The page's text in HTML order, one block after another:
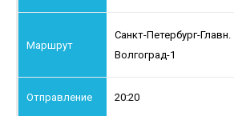
Санкт-Петербург-Главн.
Волгоград-1
20:20